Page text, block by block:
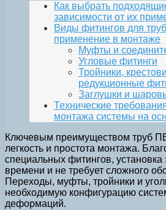
Как выбрать
зависимости от их
Виды фитингов для
применение в монтаже
Муфты и
Угловые фитинги
Тройники,
редукционные
Заглушки и
Технические
монтажа системы на
Ключевым преимуществом труб
легкость и простота монтажа.
специальных фитингов,
времени и не требует сложного
Переходы, муфты, тройники и
необходимую конфигурацию
деформаций.